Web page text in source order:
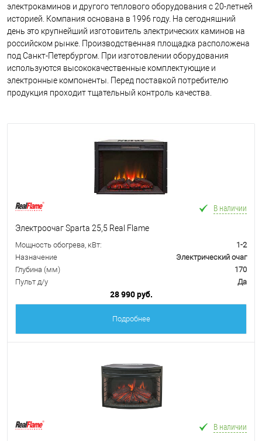
электрокаминов и другого теплового оборудования с 20-летней
историей. Компания основана в 1996 году. На сегодняшний
день это крупнейший изготовитель электрических каминов на
российском рынке. Производственная площадка расположена
под Санкт-Петербургом. При изготовлении оборудования
используются высококачественные комплектующие и
электронные компоненты. Перед поставкой потребителю
продукция проходит тщательный контроль качества.
В наличии
Электроочаг Sparta 25,5 Real Flame
Мощность обогрева, кВт:
1-2
Назначение
Электрический очаг
Глубина (мм)
170
Пульт д/у
Да
28 990 руб.
Подробнее
В наличии